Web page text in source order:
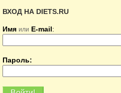
ВХОД НА DIETS.RU
Имя или E-mail:
Пароль: